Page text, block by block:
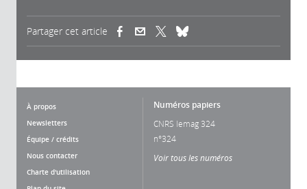
Partager cet article (link is external)(link is external)
À propos
Newsletters
Équipe / crédits
Nous contacter
Charte d'utilisation
Numéros papiers
CNRS lemag 324
n°324
Voir tous les numéros